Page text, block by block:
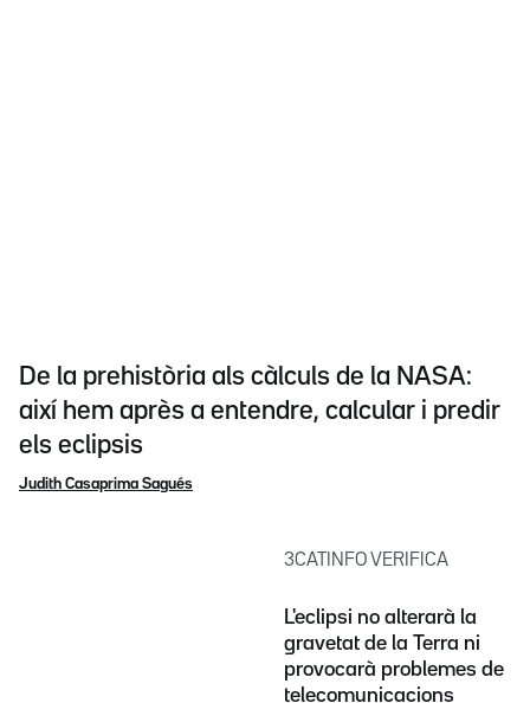
De la prehistòria als càlculs de la NASA:
així hem après a entendre, calcular i predir
els eclipsis
Judith Casaprima Sagués
3CATINFO VERIFICA
L'eclipsi no alterarà la
gravetat de la Terra ni
provocarà problemes de
telecomunicacions